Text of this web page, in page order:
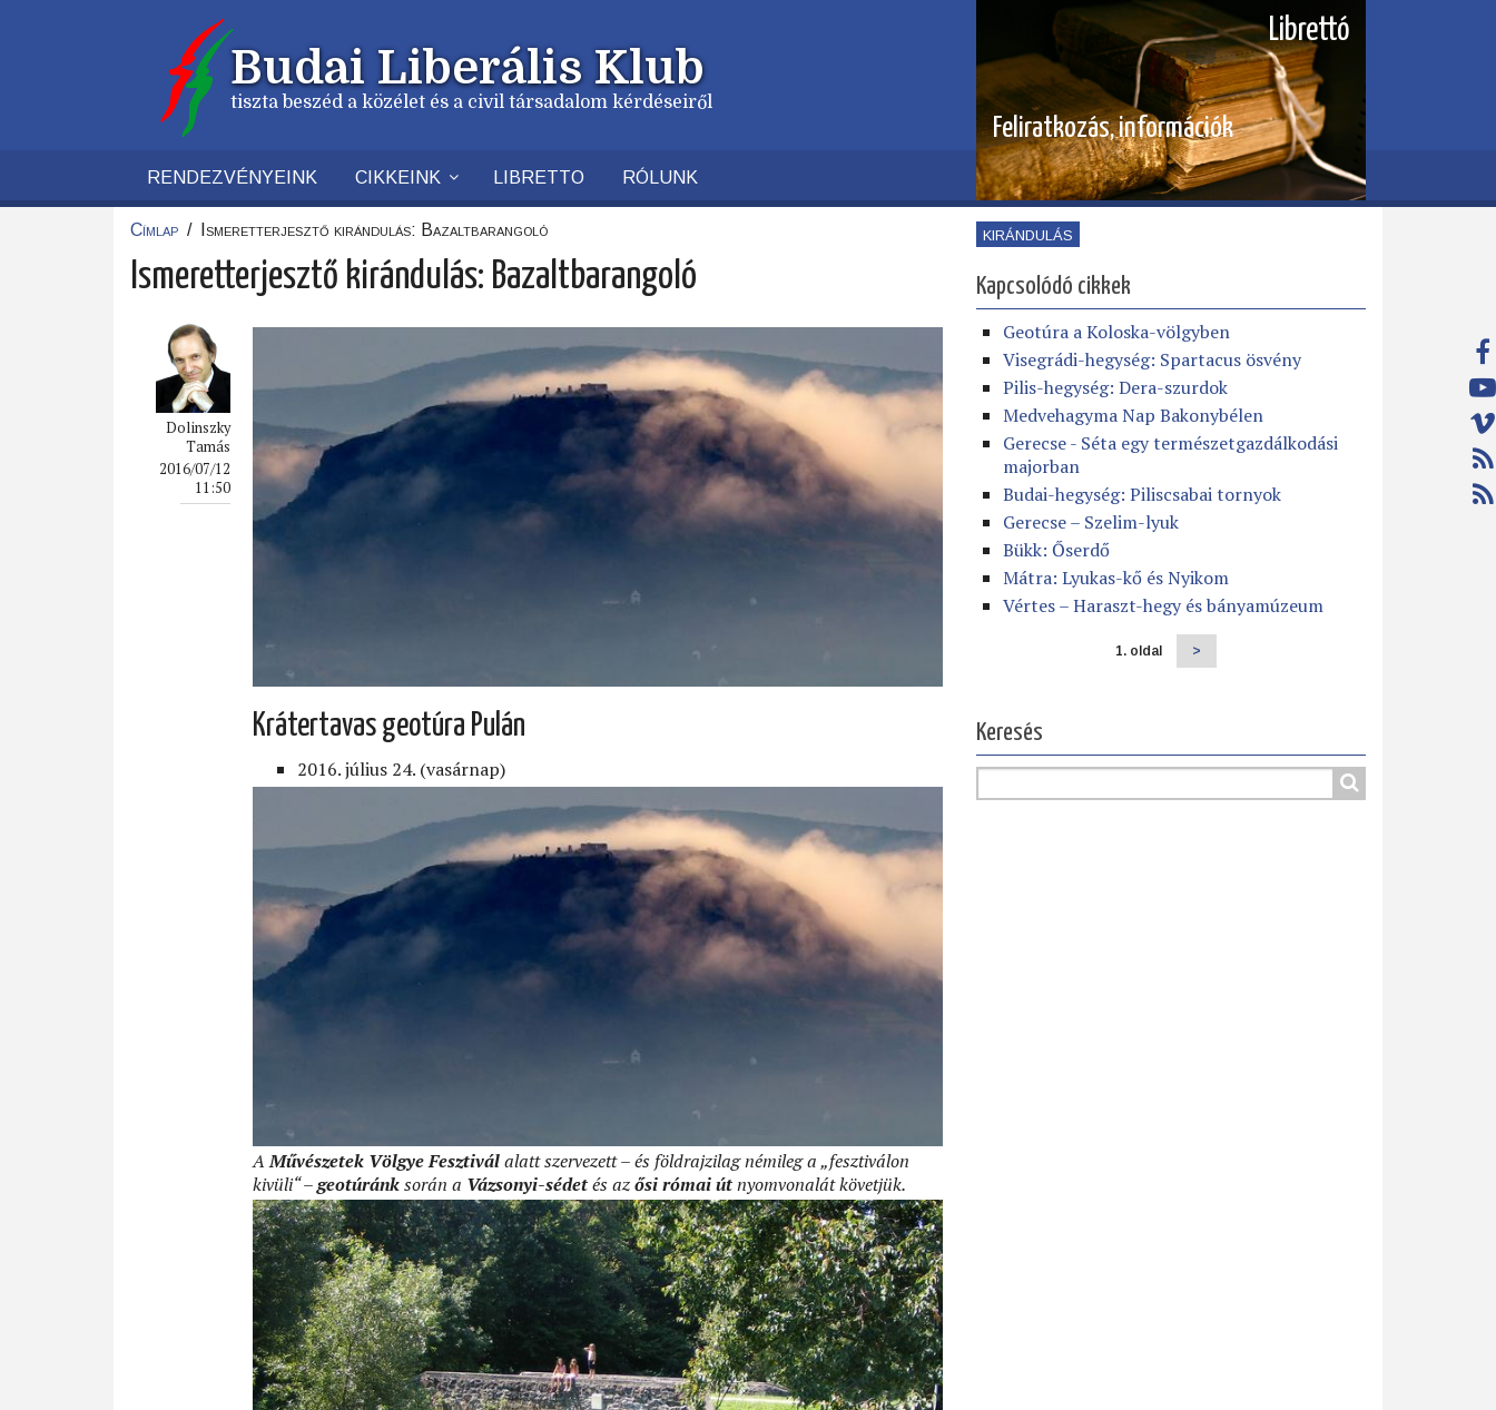
Budai Liberális Klub
tiszta beszéd a közélet és a civil társadalom kérdéseiről
Librettó
Feliratkozás, információk
RENDEZVÉNYEINK CIKKEINK LIBRETTO RÓLUNK
Címlap / Ismeretterjesztő kirándulás: Bazaltbarangoló
Ismeretterjesztő kirándulás: Bazaltbarangoló
Dolinszky
Tamás
2016/07/12
11:50
Krátertavas geotúra Pulán
2016. július 24. (vasárnap)
AMűvészetek Völgye Fesztiválalatt szervezett – és földrajzilag némileg a „fesztiválon
kivüli“ –geotúránksorán a Vázsonyi-sédetés azősi római útnyomvonalát követjük.
KIRÁNDULÁS
Kapcsolódó cikkek
Geotúra a Koloska-völgyben
Visegrádi-hegység: Spartacus ösvény
Pilis-hegység: Dera-szurdok
Medvehagyma Nap Bakonybélen
Gerecse - Séta egy természetgazdálkodási
majorban
Budai-hegység: Piliscsabai tornyok
Gerecse – Szelim-lyuk
Bükk: Őserdő
Mátra: Lyukas-kő és Nyikom
Vértes – Haraszt-hegy és bányamúzeum
1. oldal
Következő
oldal
>
Keresés